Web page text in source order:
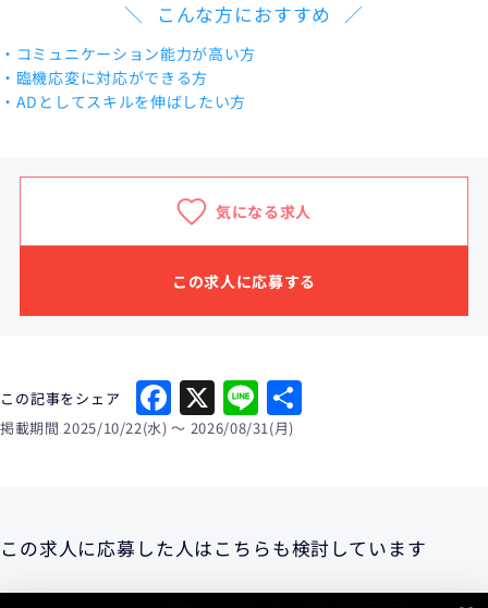
こんな方におすすめ
・コミュニケーション能力が高い方
・臨機応変に対応ができる方
・ADとしてスキルを伸ばしたい方
気になる求人
この求人に応募する
この記事をシェア Facebook
X Line
共
掲載期間 2025/10/22(水) 〜 2026/08/31(月)
この求人に応募した人はこちらも検討しています